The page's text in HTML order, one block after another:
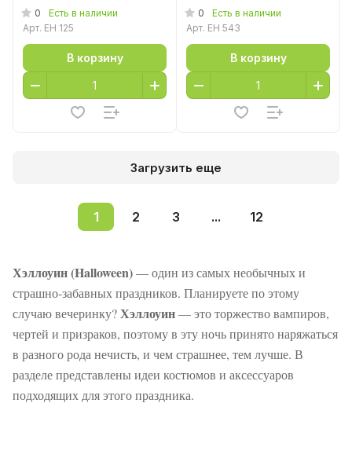
объемными
пересекающимися
0
Есть в наличии
Арт. EH 125
В корзину
и длинных ресничек
0
Есть в наличии
Арт. EH 543
В корзину
Загрузить еще
1 2 3 ... 12
Хэллоуин (Halloween)— один из самых необычных и
страшно-забавных праздников. Планируете по этому
случаю вечеринку?Хэллоуин— это торжество вампиров,
чертей и призраков, поэтому в эту ночь принято наряжаться
в разного рода нечисть, и чем страшнее, тем лучше. В
разделе представлены идеи костюмов и аксессуаров
подходящих для этого праздника.